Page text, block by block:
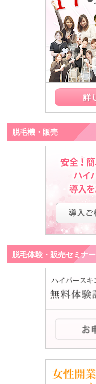
脱毛機・販売
脱毛体験・販売セミナー